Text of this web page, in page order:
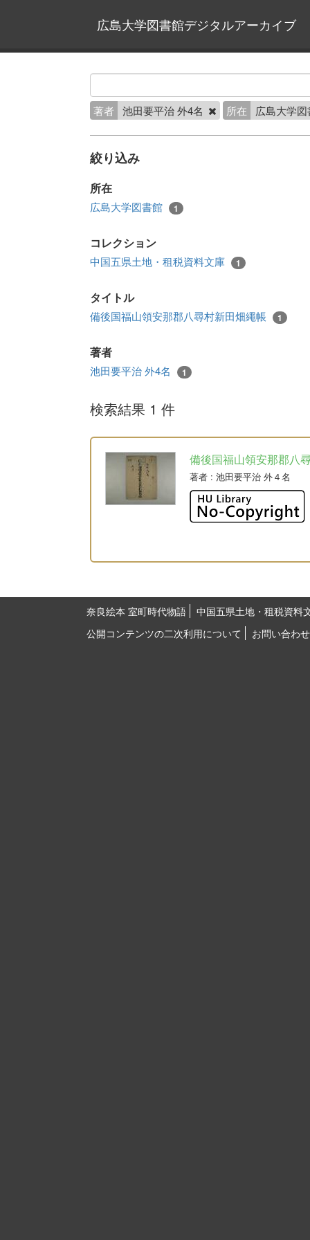
広島大学図書館デジタルアーカイブ
著者 池田要平治 外4名 所在 広島大学
絞り込み
所在
広島大学図書館 1
コレクション
中国五県土地・租税資料文庫 1
タイトル
備後国福山領安那郡八尋村新田畑繩帳 1
著者
池田要平治 外4名 1
検索結果 1 件
備後国福山領安那郡八
著者 : 池田要平治 外４名
奈良絵本 室町時代物語
中国五県土地・租税資料
公開コンテンツの二次利用について
お問い合わせ